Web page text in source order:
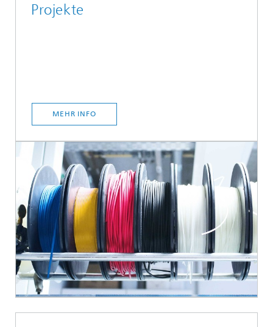
Projekte
MEHR INFO